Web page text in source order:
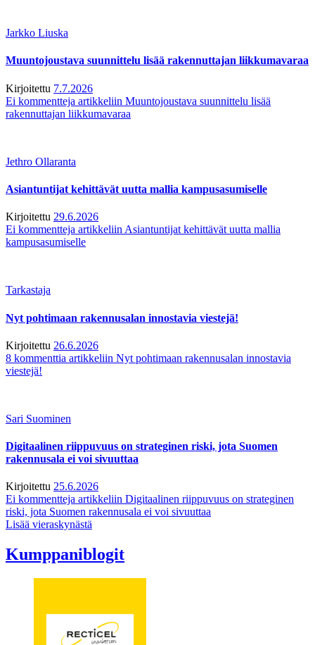
Jarkko Liuska
Muuntojoustava suunnittelu lisää rakennuttajan liikkumavaraa
Kirjoitettu 7.7.2026
Ei kommentteja artikkeliin Muuntojoustava suunnittelu lisää
rakennuttajan liikkumavaraa
Jethro Ollaranta
Asiantuntijat kehittävät uutta mallia kampusasumiselle
Kirjoitettu 29.6.2026
Ei kommentteja artikkeliin Asiantuntijat kehittävät uutta mallia
kampusasumiselle
Tarkastaja
Nyt pohtimaan rakennusalan innostavia viestejä!
Kirjoitettu 26.6.2026
8 kommenttia artikkeliin Nyt pohtimaan rakennusalan innostavia
viestejä!
Sari Suominen
Digitaalinen riippuvuus on strateginen riski, jota Suomen
rakennusala ei voi sivuuttaa
Kirjoitettu 25.6.2026
Ei kommentteja artikkeliin Digitaalinen riippuvuus on strateginen
riski, jota Suomen rakennusala ei voi sivuuttaa
Lisää vieraskynästä
Kumppaniblogit